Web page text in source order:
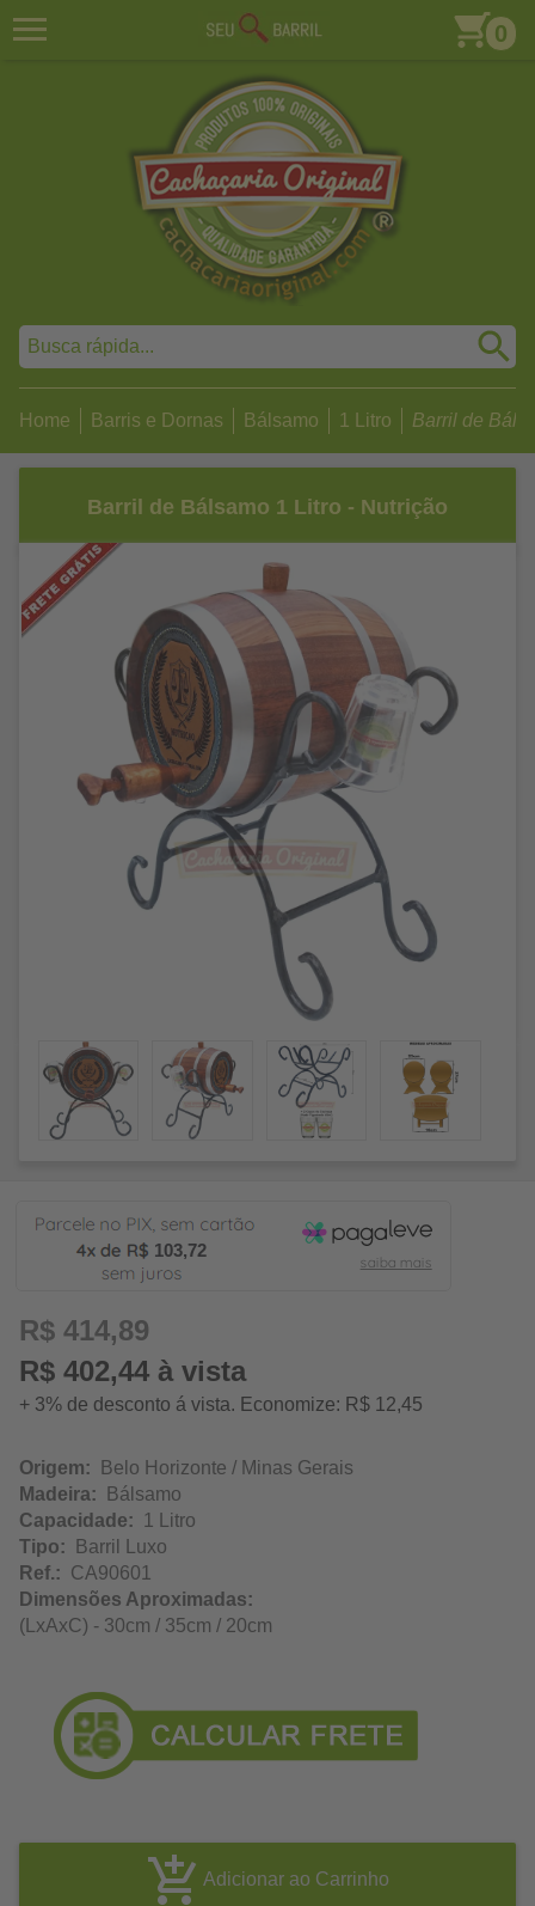
0
Home Barris e Dornas Bálsamo 1 Litro Barril de
Barril de Bálsamo 1 Litro - Nutrição
103,72
R$ 414,89
R$ 402,44 à vista
+ 3% de desconto á vista. Economize: R$ 12,45
Origem: Belo Horizonte / Minas Gerais
Madeira: Bálsamo
Capacidade: 1 Litro
Tipo: Barril Luxo
Ref.: CA90601
Dimensões Aproximadas:
(LxAxC) - 30cm / 35cm / 20cm
Adicionar ao Carrinho